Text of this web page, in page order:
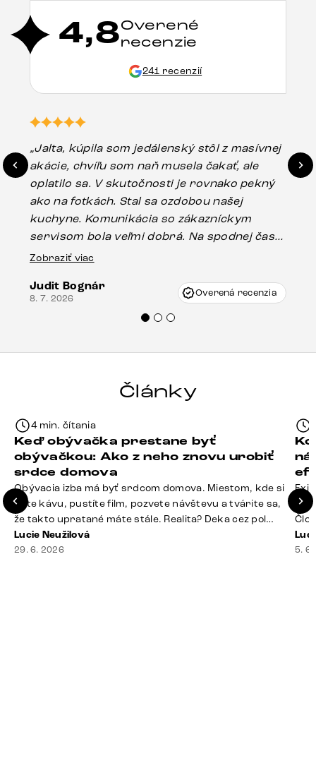
4,8Overené
recenzie
241 recenzií
„Jalta, kúpila som jedálenský stôl z masívnej
akácie, chvíľu som naň musela čakať, ale
oplatilo sa. V skutočnosti je rovnako pekný
ako na fotkách. Stal sa ozdobou našej
kuchyne. Komunikácia so zákazníckym
servisom bola veľmi dobrá. Na spodnej časti
stola bolo malé poškodenie, pravdepodobne
Vincze pri riešení mojej záležitosti pristúpili
veľmi korektne. Odporúčam produkty Delife
Zobraziť viac
Judit Bognár
8. 7. 2026 Overená recenzia
Články
4 min. čítania
Keď obývačka prestane byť
obývačkou: Ako z neho znovu urobiť
srdce domova
Obývacia izba má byť srdcom domova. Miestom, kde si
dáte kávu, pustíte film, pozvete návštevu a tvárite sa,
že takto upratané máte stále. Realita? Deka cez pol
sedačky, ovládač záhadne zmizol, konferenčný stolík
slúži ako odkladisko všetkého od účteniek po balzam
Lucie Neužilová
29. 6. 2026
si
5.